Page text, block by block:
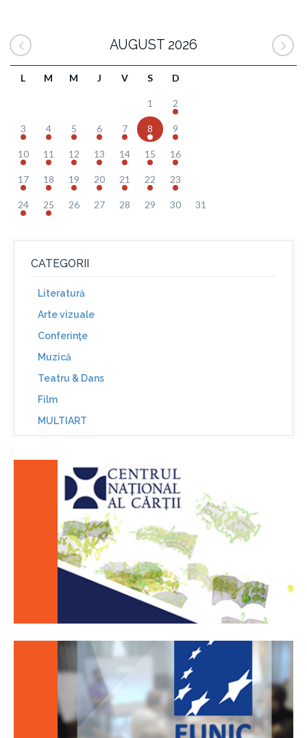
AUGUST 2026
L M M J V S D
1 2
3 4 5 6 7 8 9
10 11 12 13 14 15 16
17 18 19 20 21 22 23
24 25 26 27 28 29 30 31
CATEGORII
Literatură
Arte vizuale
Conferinţe
Muzică
Teatru & Dans
Film
MULTIART